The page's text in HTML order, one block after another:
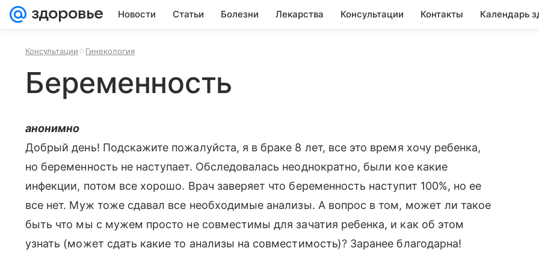
Новости Статьи Болезни Лекарства Консультации Контакты Календарь
Консультации Гинекология
Беременность
анонимно
Добрый день! Подскажите пожалуйста, я в браке 8 лет, все это время хочу ребенка,
но беременность не наступает. Обследовалась неоднократно, были кое какие
инфекции, потом все хорошо. Врач заверяет что беременность наступит 100%, но ее
все нет. Муж тоже сдавал все необходимые анализы. А вопрос в том, может ли такое
быть что мы с мужем просто не совместимы для зачатия ребенка, и как об этом
узнать (может сдать какие то анализы на совместимость)? Заранее благодарна!